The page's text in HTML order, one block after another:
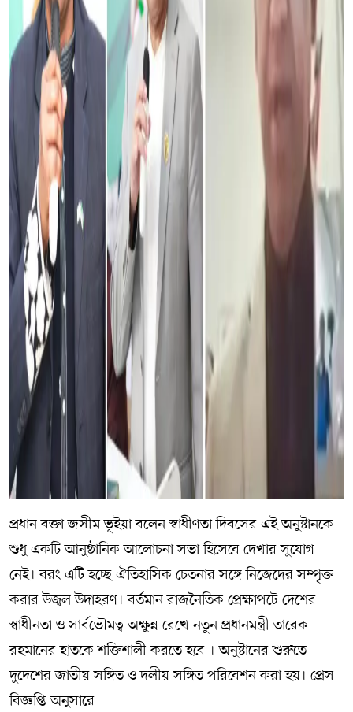
প্রধান বক্তা জসীম ভূইয়া বলেন স্বাধীণতা দিবসের এই অনুষ্টানকে
শুধু একটি আনুষ্ঠানিক আলোচনা সভা হিসেবে দেখার সুযোগ
নেই। বরং এটি হচ্ছে ঐতিহাসিক চেতনার সঙ্গে নিজেদের সম্পৃক্ত
করার উজ্বল উদাহরণ। বর্তমান রাজনৈতিক প্রেক্ষাপটে দেশের
স্বাধীনতা ও সার্বভৌমত্ব অক্ষুন্ন রেখে নতুন প্রধানমন্ত্রী তারেক
রহমানের হাতকে শক্তিশালী করতে হবে । অনুষ্টানের শুরুতে
দুদেশের জাতীয় সঙ্গিত ও দলীয় সঙ্গিত পরিবেশন করা হয়। প্রেস
বিজ্ঞপ্তি অনুসারে